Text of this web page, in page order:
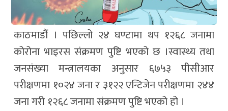
काठमाडौं । पछिल्लो २४ घण्टामा थप १२६८ जनामा
कोरोना भाइरस संक्रमण पुष्टि भएको छ ।स्वास्थ्य तथा
जनसंख्या मन्त्रालयका अनुसार ६७५३ पीसीआर
परीक्षणमा १०२४ जना र ३१२२ एन्टिजेन परीक्षणमा २४४
जना गरी १२६८ जनामा संक्रमण पुष्टि भएको हो ।